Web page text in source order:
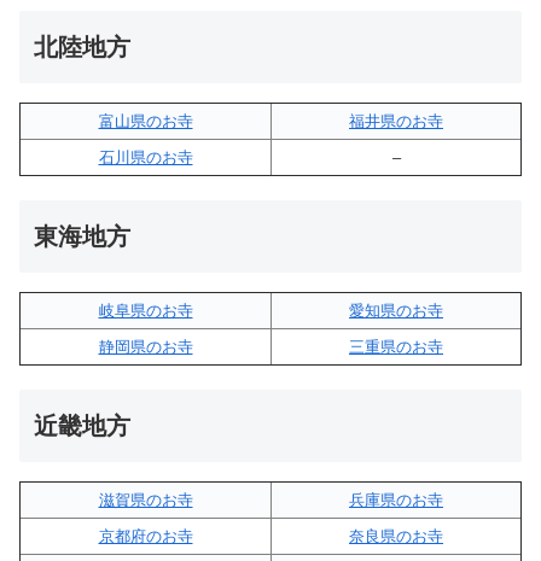
北陸地方
富山県のお寺
福井県のお寺
石川県のお寺
–
東海地方
岐阜県のお寺
愛知県のお寺
静岡県のお寺
三重県のお寺
近畿地方
滋賀県のお寺
兵庫県のお寺
京都府のお寺
奈良県のお寺